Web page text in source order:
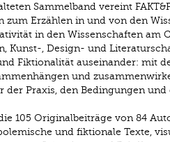
Sammelband vereint
zum Erzählen in und von den
in den Wissenschaften
Kunst-, Design- und
Fiktionalität auseinander: mit
und
der Praxis, den Bedingungen
105 Originalbeiträge von 84
und fiktionale Texte,